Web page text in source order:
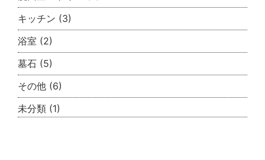
キッチン (3)
浴室 (2)
墓石 (5)
その他 (6)
未分類 (1)